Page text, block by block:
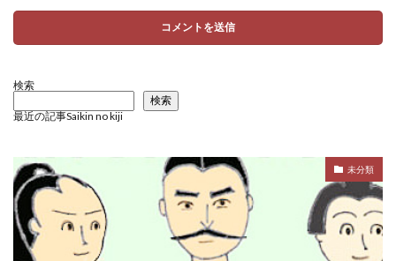
検索
検索
最近の記事Saikin no kiji
未分類